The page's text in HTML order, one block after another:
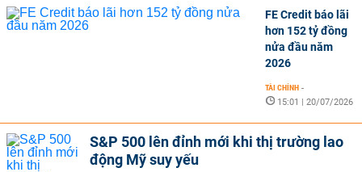
FE Credit báo lãi
hơn 152 tỷ đồng
nửa đầu năm
2026
TÀI CHÍNH -
15:01 | 20/07/2026
S&P 500 lên đỉnh mới khi thị trường lao
động Mỹ suy yếu